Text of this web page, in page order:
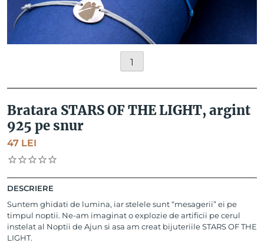
1
Bratara STARS OF THE LIGHT, argint
925 pe snur
47 LEI
DESCRIERE
Suntem ghidati de lumina, iar stelele sunt “mesagerii” ei pe
timpul noptii. Ne-am imaginat o explozie de artificii pe cerul
instelat al Noptii de Ajun si asa am creat bijuteriile STARS OF THE
LIGHT.